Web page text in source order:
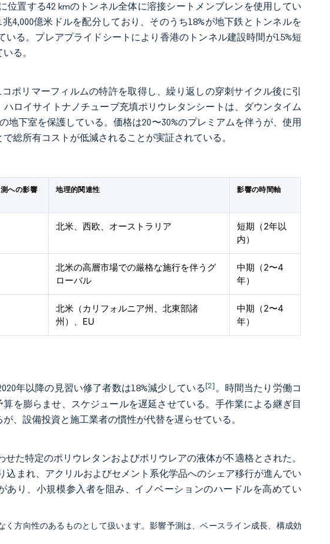
置する42 kmのトンネル全体に溶接シートメンブレンを使用してい
4,000億米ドルを配分しており、そのうち18%が地下鉄とトンネルを
る。プレアプライドシートにより香港のトンネル建設時間が15%短
る。
ポリマーフィルムの特許を取得し、繰り返しの穿刺サイクル後に引
ロイサイトナノチューブ充填ポリウレタンシートは、ダウンタイム
下室を保護している。価格は20〜30%のプレミアムを伴うが、使用
総所有コストが低減されることが実証されている。
測への影響
地理的関連性 影響の時間軸
北米、西欧、オーストラリア
短期（2年以
内）
北米の高層市場での厳格な施行を伴うグ
ローバル
中期（2〜4
年）
北米（カリフォルニア州、北東部諸
州）、EU
中期（2〜4
年）
年以降の見習い修了者数は18%減少している[2]。時間当たり労働コ
を膨らませ、スケジュールを遅延させている。手作業による継ぎ目
、設備投資と施工業者の慣性が代替を遅らせている。
た特定のポリウレタンおよびポリウレアの液体が不適格とされた。
込まれ、アクリルおよびセメント系化学品へのシェア移行が進んでい
あり、小規模参入者を阻み、イノベーションのハードルを高めてい
方向性のあるものとして扱います。影響予測は、ベースライン成長、構成効